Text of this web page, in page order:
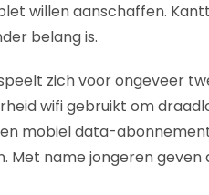
willen aanschaffen.
belang is.
zich voor ongeveer
wifi gebruikt om
mobiel data-
Met name jongeren